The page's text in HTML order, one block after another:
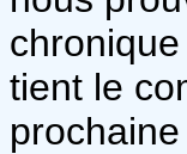
tient le